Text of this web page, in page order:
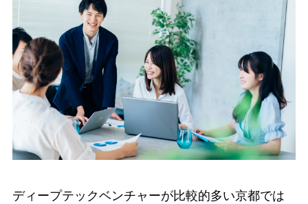
ディープテックベンチャーが比較的多い京都では